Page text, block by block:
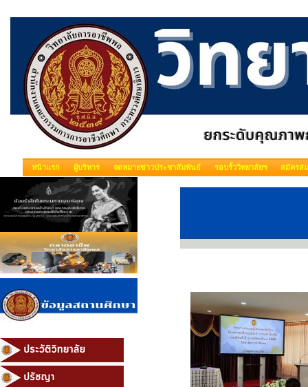
หน้าแรก ผู้บริหาร จดหมายข่าวประชาสัมพันธ์ รอบรั้ววิทยาลัยฯ สมัครส